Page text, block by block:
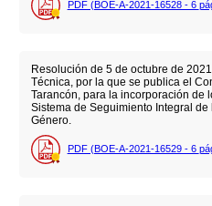
PDF (BOE-A-2021-16528 - 6
Resolución de 5 de octubre de
Técnica, por la que se publica el
Tarancón, para la incorporación de
Sistema de Seguimiento Integral
Género.
PDF (BOE-A-2021-16529 - 6